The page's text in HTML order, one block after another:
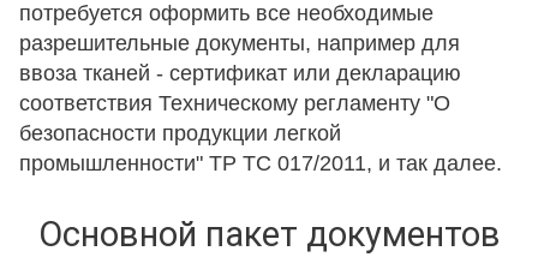
потребуется оформить все необходимые
разрешительные документы, например для
ввоза тканей - сертификат или декларацию
соответствия Техническому регламенту "О
безопасности продукции легкой
промышленности" ТР ТС 017/2011, и так далее.
Основной пакет документов